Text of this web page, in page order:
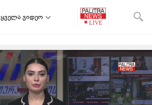
ყველა ვიდეო